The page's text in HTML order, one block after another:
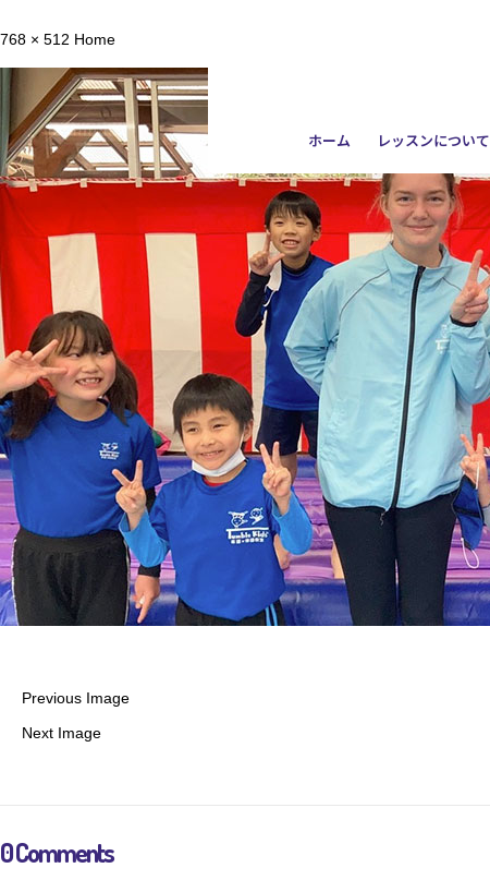
ホーム レッスンについて
768 × 512 Home
Previous Image
Next Image
0 Comments